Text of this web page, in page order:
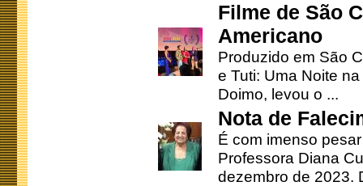
Filme de São
Americano
Produzido em São
e Tuti: Uma Noite
Doimo, levou o ...
Nota de
É com imenso
Professora Diana
dezembro de 2023.